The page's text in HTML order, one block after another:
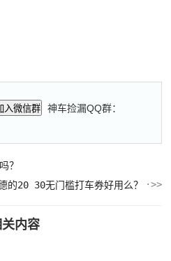
入微信群
神车捡漏QQ群：
？
的20 30无门槛打车券好用么？
内容